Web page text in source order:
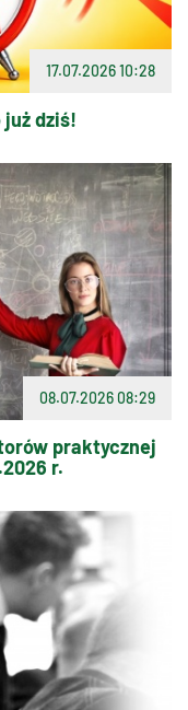
17.07.2026 10:28
już dziś!
08.07.2026 08:29
praktycznej
r.